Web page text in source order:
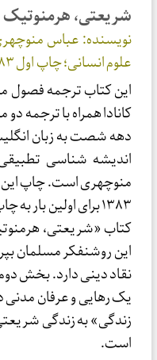
شریعتی، هرمنوتیک
نویسنده: عباس
علوم انسانی؛ چاپ اول ۱۳۸۳، قطع رقعی، شمارگان: ۲۰۰۰ نسخه، ۱۸۶ صفحه.
این کتاب ترجمه فصول
کانادا همراه با ترجمه
دهه شصت به زبان
اندیشه شناسی
منوچهری است. چاپ این
۱۳۸۳ برای اولین بار به چاپ می رسد.
کتاب «شریعتی،
این روشنفکر مسلمان
نقاد دینی دارد. بخش
یک رهایی و عرفان مدنی
زندگی» به زندگی
است.